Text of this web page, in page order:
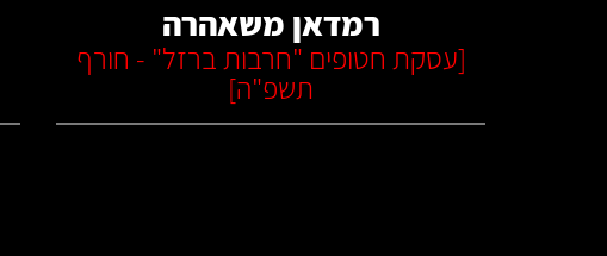
רמדאן משאהרה
[עסקת חטופים "חרבות ברזל" - חורף
תשפ"ה]